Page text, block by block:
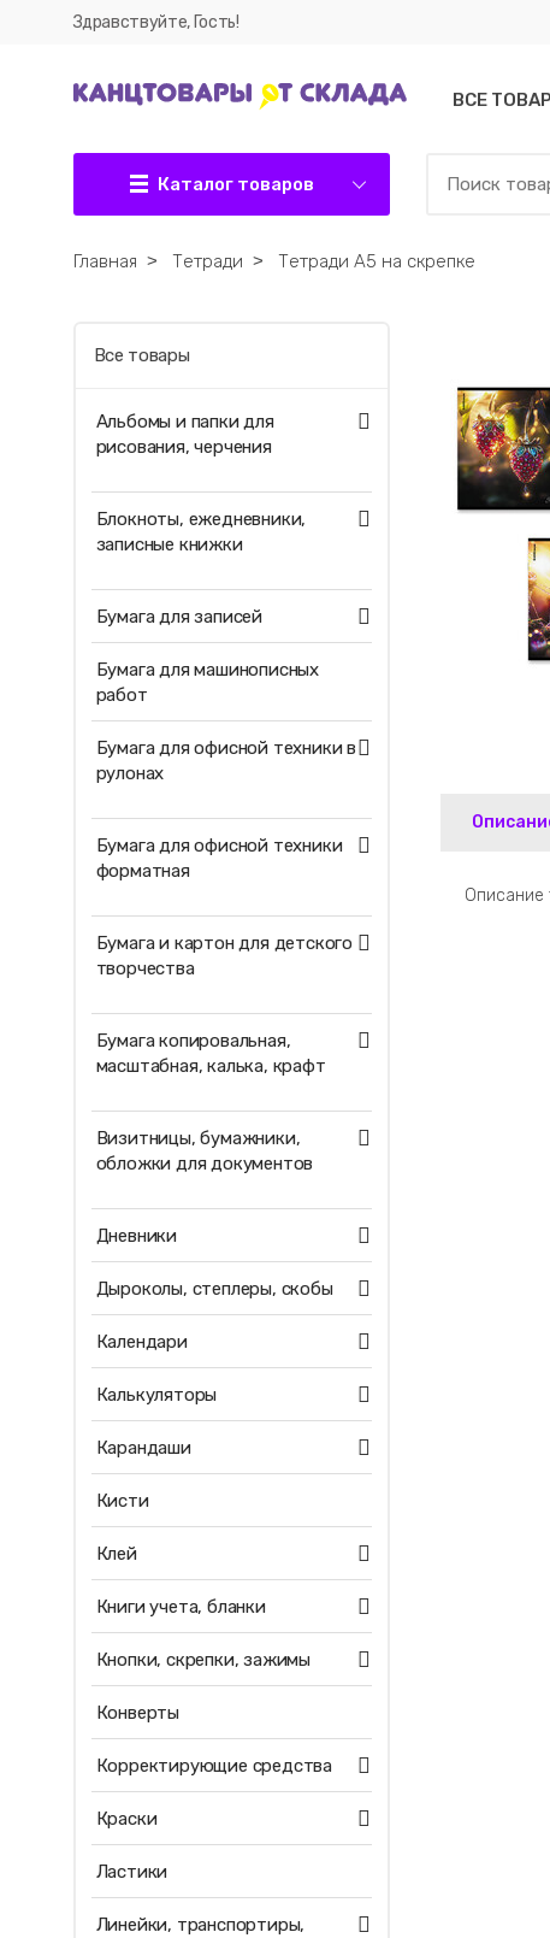
Здравствуйте, Гость!
Каталог товаров
ВСЕ
Главная ˃ Тетради ˃ Тетради А5 на скрепке
Описание
Все товары
Альбомы и папки для
рисования, черчения
Блокноты, ежедневники,
записные книжки
Бумага для записей
Бумага для машинописных
работ
Бумага для офисной техники в
рулонах
Бумага для офисной техники
форматная
Бумага и картон для детского
творчества
Бумага копировальная,
масштабная, калька, крафт
Визитницы, бумажники,
обложки для документов
Дневники
Дыроколы, степлеры, скобы
Календари
Калькуляторы
Карандаши
Кисти
Клей
Книги учета, бланки
Кнопки, скрепки, зажимы
Конверты
Корректирующие средства
Краски
Ластики
Линейки, транспортиры,